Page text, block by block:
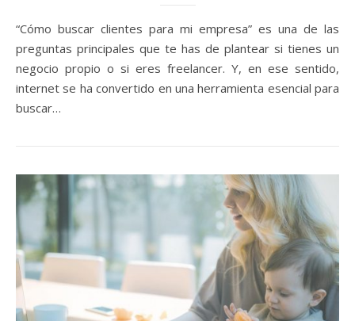
“Cómo buscar clientes para mi empresa” es una de las
preguntas principales que te has de plantear si tienes un
negocio propio o si eres freelancer. Y, en ese sentido,
internet se ha convertido en una herramienta esencial para
buscar…